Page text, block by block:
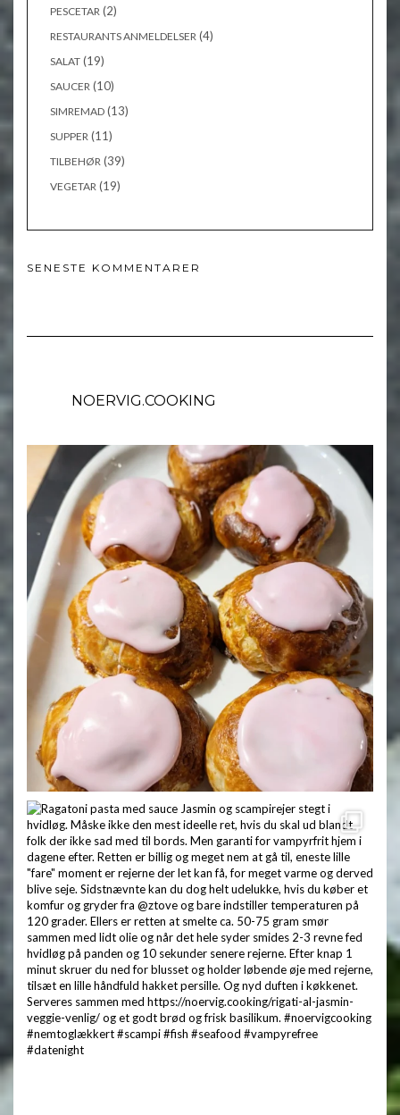
PESCETAR (2)
RESTAURANTS ANMELDELSER (4)
SALAT (19)
SAUCER (10)
SIMREMAD (13)
SUPPER (11)
TILBEHØR (39)
VEGETAR (19)
SENESTE KOMMENTARER
NOERVIG.COOKING